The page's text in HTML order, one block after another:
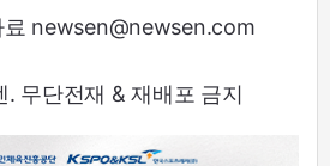
료 newsen@newsen.com
무단전재 & 재배포 금지